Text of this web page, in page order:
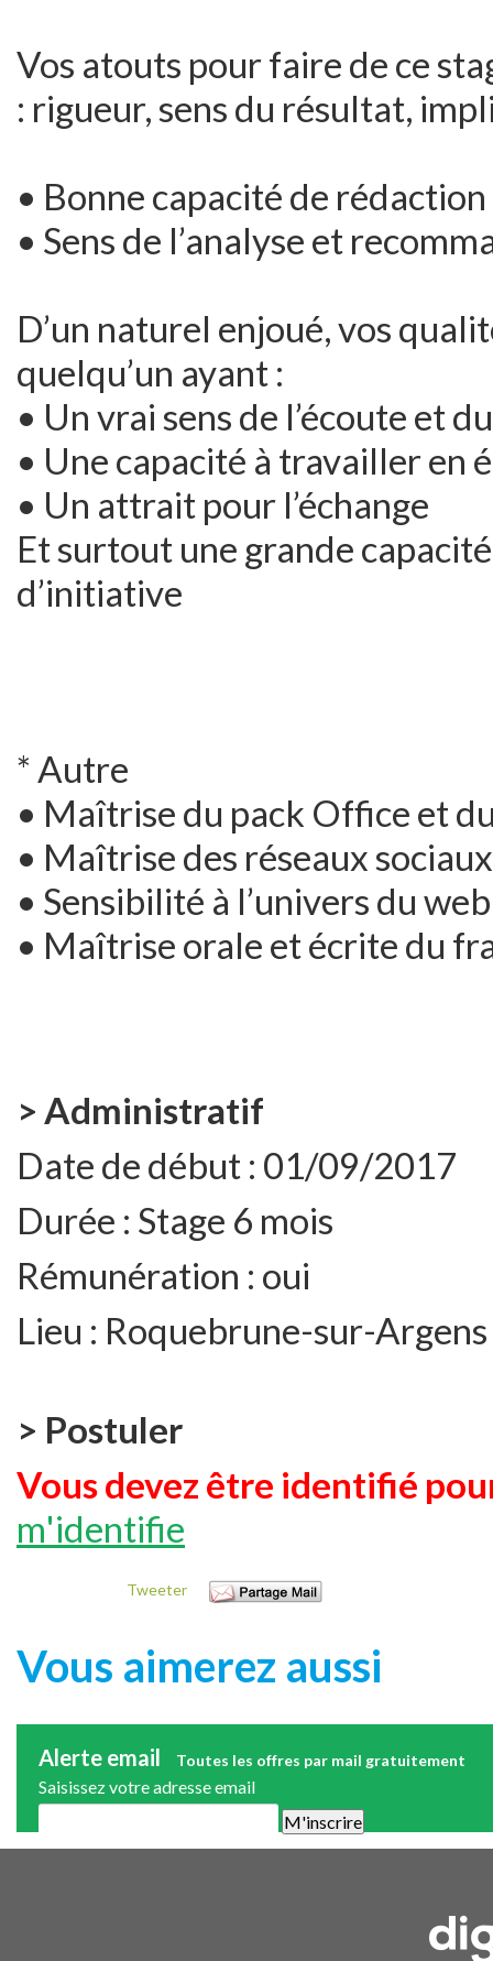
Vos atouts pour faire de ce
: rigueur, sens du résultat,
• Bonne capacité de rédaction
• Sens de l’analyse et
D’un naturel enjoué, vos
quelqu’un ayant :
• Un vrai sens de l’écoute et
• Une capacité à travailler en
• Un attrait pour l’échange
Et surtout une grande
d’initiative
* Autre
• Maîtrise du pack Office et
• Maîtrise des réseaux
• Sensibilité à l’univers du
• Maîtrise orale et écrite du
> Administratif
Date de début : 01/09/2017
Durée : Stage 6 mois
Rémunération : oui
Lieu : Roquebrune-sur-Argens
> Postuler
Vous devez être identifié
m'identifie
Tweeter
Vous aimerez aussi
Alerte email Toutes les offres par mail gratuitement
Saisissez votre adresse email